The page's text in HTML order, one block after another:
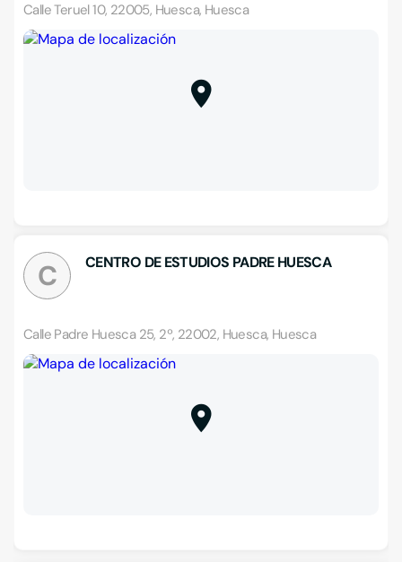
Calle Teruel 10, 22005, Huesca, Huesca
C CENTRO DE ESTUDIOS PADRE HUESCA
Calle Padre Huesca 25, 2º, 22002, Huesca, Huesca